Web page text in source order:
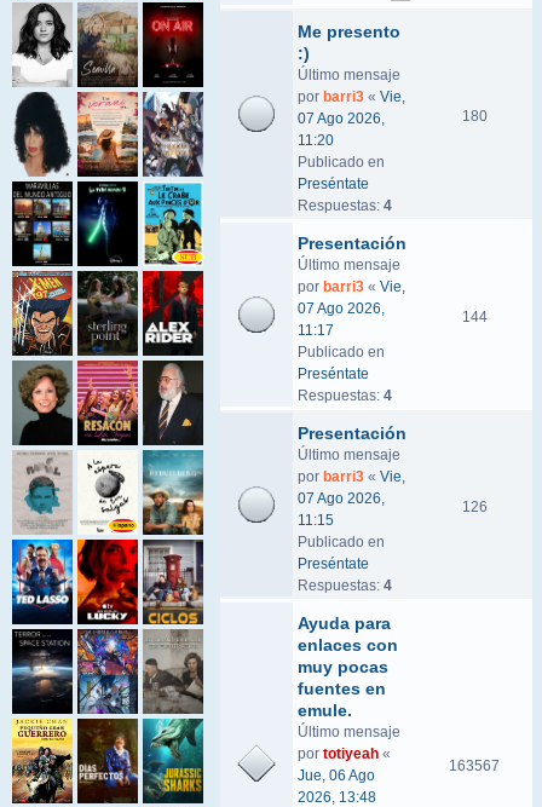
Me presento
:)
Último mensaje
por barri3 « Vie,
07 Ago 2026,
11:20
Publicado en
Preséntate
Respuestas: 4
180
Presentación
Último mensaje
por barri3 « Vie,
07 Ago 2026,
11:17
Publicado en
Preséntate
Respuestas: 4
144
Presentación
Último mensaje
por barri3 « Vie,
07 Ago 2026,
11:15
Publicado en
Preséntate
Respuestas: 4
126
Ayuda para
enlaces con
muy pocas
fuentes en
emule.
Último mensaje
por totiyeah «
Jue, 06 Ago
2026, 13:48
163567